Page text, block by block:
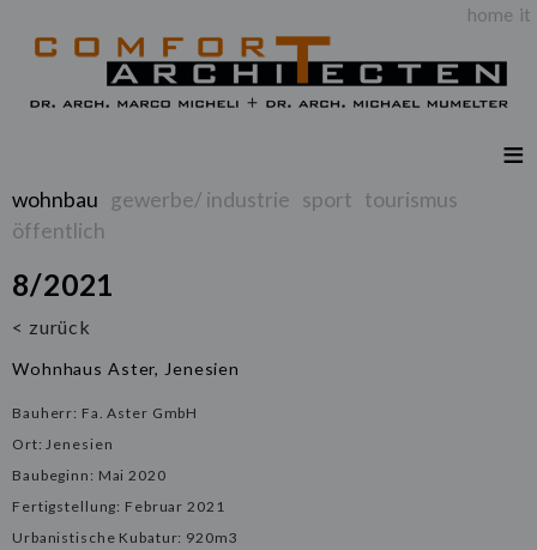
home it
wohnbau gewerbe/ industrie sport tourismus
öffentlich
8/2021
< zurück
Wohnhaus Aster, Jenesien
Bauherr: Fa. Aster GmbH
Ort: Jenesien
Baubeginn: Mai 2020
Fertigstellung: Februar 2021
Urbanistische Kubatur: 920m3